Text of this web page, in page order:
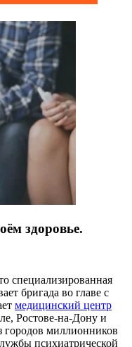
здоровье.
специализированная
бригада во главе с
медицинский центр
Ростове-на-Дону и
городов миллионников
психиатрической